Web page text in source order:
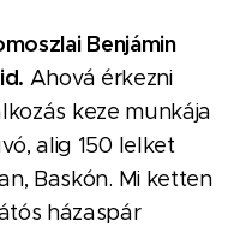
Benjámin
Ahová érkezni
keze munkája
alig 150 lelket
Baskón. Mi ketten
házaspár